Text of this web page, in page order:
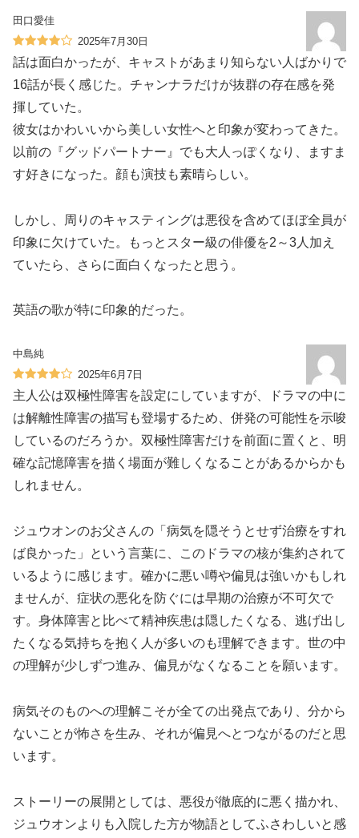
田口愛佳
2025年7月30日
話は面白かったが、キャストがあまり知らない人ばかりで
16話が長く感じた。チャンナラだけが抜群の存在感を発
揮していた。
彼女はかわいいから美しい女性へと印象が変わってきた。
以前の『グッドパートナー』でも大人っぽくなり、ますま
す好きになった。顔も演技も素晴らしい。
しかし、周りのキャスティングは悪役を含めてほぼ全員が
印象に欠けていた。もっとスター級の俳優を2～3人加え
ていたら、さらに面白くなったと思う。
英語の歌が特に印象的だった。
中島純
2025年6月7日
主人公は双極性障害を設定にしていますが、ドラマの中に
は解離性障害の描写も登場するため、併発の可能性を示唆
しているのだろうか。双極性障害だけを前面に置くと、明
確な記憶障害を描く場面が難しくなることがあるからかも
しれません。
ジュウオンのお父さんの「病気を隠そうとせず治療をすれ
ば良かった」という言葉に、このドラマの核が集約されて
いるように感じます。確かに悪い噂や偏見は強いかもしれ
ませんが、症状の悪化を防ぐには早期の治療が不可欠で
す。身体障害と比べて精神疾患は隠したくなる、逃げ出し
たくなる気持ちを抱く人が多いのも理解できます。世の中
の理解が少しずつ進み、偏見がなくなることを願います。
病気そのものへの理解こそが全ての出発点であり、分から
ないことが怖さを生み、それが偏見へとつながるのだと思
います。
ストーリーの展開としては、悪役が徹底的に悪く描かれ、
ジュウオンよりも入院した方が物語としてふさわしいと感